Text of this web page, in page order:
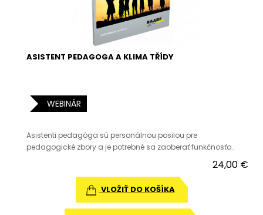
ASISTENT PEDAGOGA A KLIMA TŘÍDY
WEBINÁR
Asistenti pedagóga sú personálnou posilou pre
pedagogické zbory a je potrebné sa zaoberať funkčnosťo..
24,00 €
VLOŽIŤ DO KOŠÍKA